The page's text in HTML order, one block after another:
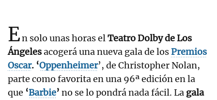
En solo unas horas elTeatro Dolby de Los
Ángelesacogerá una nueva gala de losPremios
Oscar. ‘Oppenheimer’, de Christopher Nolan,
parte como favorita en una 96ª edición en la
que ‘Barbie’ no se lo pondrá nada fácil. La gala